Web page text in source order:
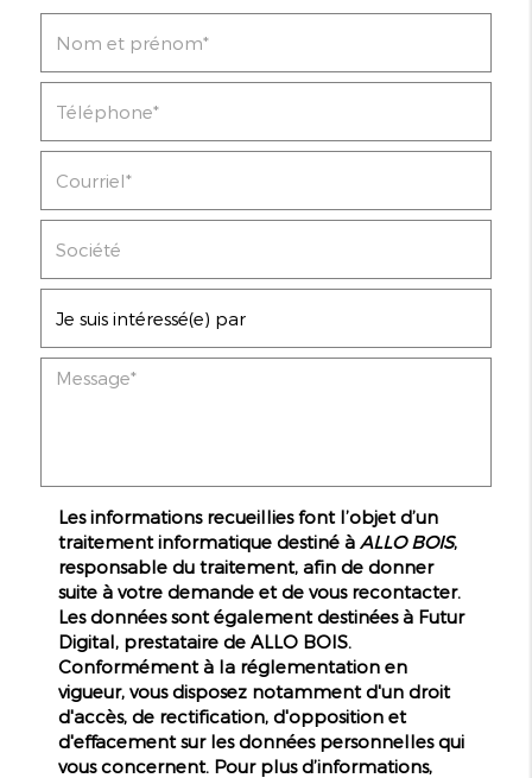
Les informations recueillies font l’objet d’un
traitement informatique destiné à ALLO BOIS,
responsable du traitement, afin de donner
suite à votre demande et de vous recontacter.
Les données sont également destinées à Futur
Digital, prestataire de ALLO BOIS.
Conformément à la réglementation en
vigueur, vous disposez notamment d'un droit
d'accès, de rectification, d'opposition et
d'effacement sur les données personnelles qui
vous concernent. Pour plus d’informations,